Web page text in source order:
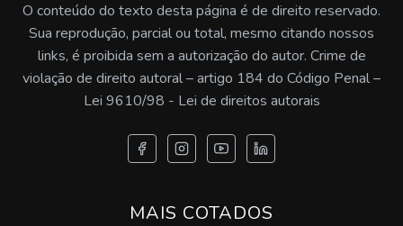
Serviço de inspeção de caldeira
O conteúdo do texto desta página é de direito reservado.
Sua reprodução, parcial ou total, mesmo citando nossos
links, é proibida sem a autorização do autor. Crime de
violação de direito autoral – artigo 184 do Código Penal –
Lei 9610/98 - Lei de direitos autorais
MAIS COTADOS